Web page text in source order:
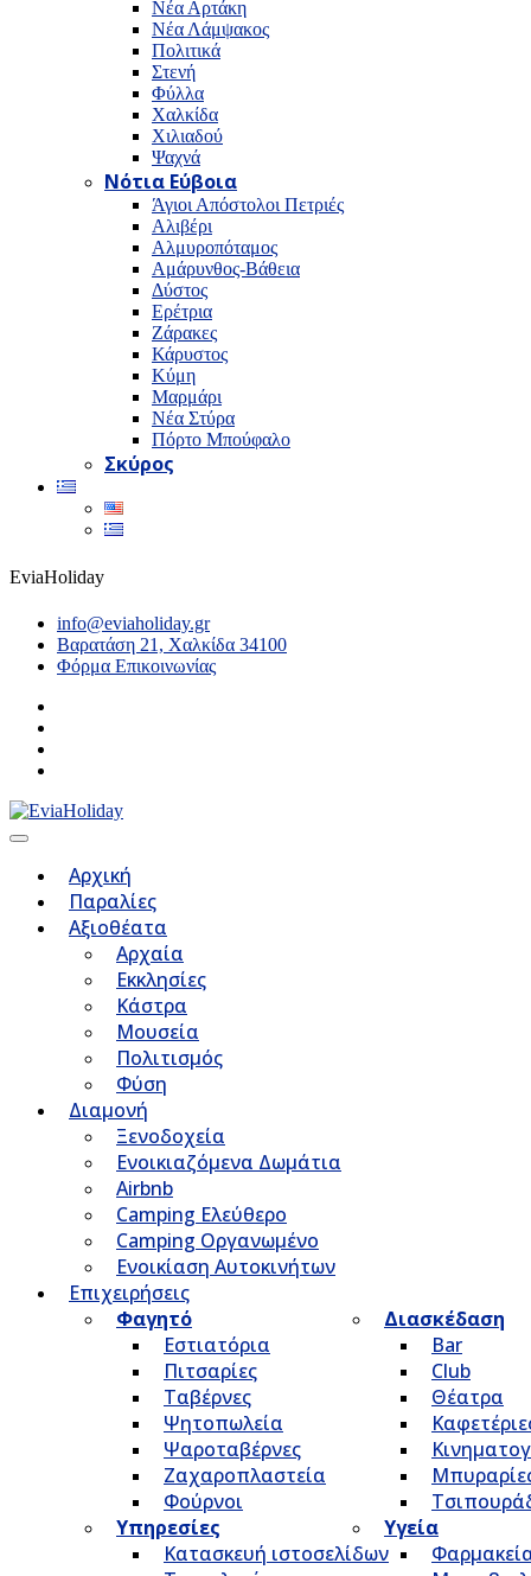
Νέα Αρτάκη
Νέα Λάμψακος
Πολιτικά
Στενή
Φύλλα
Χαλκίδα
Χιλιαδού
Ψαχνά
Νότια Εύβοια
Άγιοι Απόστολοι Πετριές
Αλιβέρι
Αλμυροπόταμος
Αμάρυνθος-Βάθεια
Δύστος
Ερέτρια
Ζάρακες
Κάρυστος
Κύμη
Μαρμάρι
Νέα Στύρα
Πόρτο Μπούφαλο
Σκύρος
EviaHoliday
info@eviaholiday.gr
Βαρατάση 21, Χαλκίδα 34100
Φόρμα Επικοινωνίας
Αρχική
Παραλίες
Αξιοθέατα
Αρχαία
Εκκλησίες
Κάστρα
Μουσεία
Πολιτισμός
Φύση
Διαμονή
Ξενοδοχεία
Ενοικιαζόμενα Δωμάτια
Airbnb
Camping Ελεύθερο
Camping Οργανωμένο
Ενοικίαση Αυτοκινήτων
Επιχειρήσεις
Φαγητό
Εστιατόρια
Πιτσαρίες
Ταβέρνες
Ψητοπωλεία
Ψαροταβέρνες
Ζαχαροπλαστεία
Φούρνοι
Διασκέδαση
Bar
Club
Θέατρα
Υπηρεσίες
Κατασκευή ιστοσελίδων
Υγεία